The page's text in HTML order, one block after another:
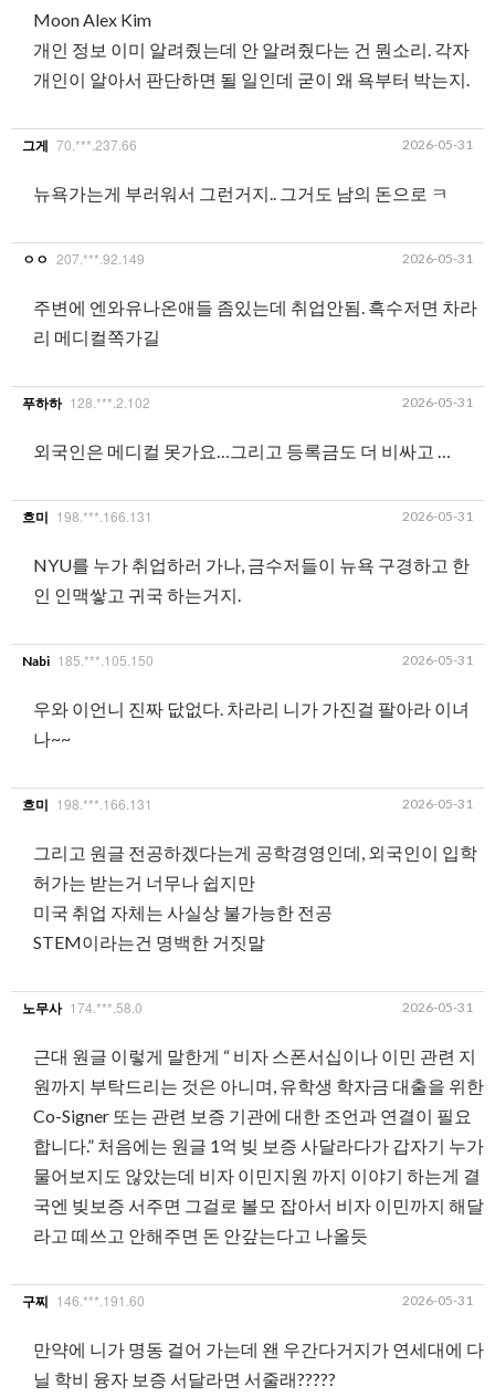
Moon Alex Kim
개인 정보 이미 알려줬는데 안 알려줬다는 건 뭔소리. 각자
개인이 알아서 판단하면 될 일인데 굳이 왜 욕부터 박는지.
그게 70.***.237.66 2026-05-31
뉴욕가는게 부러워서 그런거지.. 그거도 남의 돈으로 ㅋ
ㅇㅇ 207.***.92.149 2026-05-31
주변에 엔와유나온애들 좀있는데 취업안됨. 흑수저면 차라
리 메디컬쪽가길
푸하하 128.***.2.102 2026-05-31
외국인은 메디컬 못가요…그리고 등록금도 더 비싸고 …
흐미 198.***.166.131 2026-05-31
NYU를 누가 취업하러 가나, 금수저들이 뉴욕 구경하고 한
인 인맥쌓고 귀국 하는거지.
Nabi 185.***.105.150 2026-05-31
우와 이언니 진짜 닶없다. 차라리 니가 가진걸 팔아라 이녀
나~~
흐미 198.***.166.131 2026-05-31
그리고 원글 전공하겠다는게 공학경영인데, 외국인이 입학
허가는 받는거 너무나 쉽지만
미국 취업 자체는 사실상 불가능한 전공
STEM이라는건 명백한 거짓말
노무사 174.***.58.0 2026-05-31
근대 원글 이렇게 말한게 “ 비자 스폰서십이나 이민 관련 지
원까지 부탁드리는 것은 아니며, 유학생 학자금 대출을 위한
Co-Signer 또는 관련 보증 기관에 대한 조언과 연결이 필요
합니다.” 처음에는 원글 1억 빚 보증 사달라다가 갑자기 누가
물어보지도 않았는데 비자 이민지원 까지 이야기 하는게 결
국엔 빚보증 서주면 그걸로 볼모 잡아서 비자 이민까지 해달
라고 떼쓰고 안해주면 돈 안갚는다고 나올듯
구찌 146.***.191.60 2026-05-31
만약에 니가 명동 걸어 가는데 왠 우간다거지가 연세대에 다
닐 학비 융자 보증 서달라면 서줄래?????